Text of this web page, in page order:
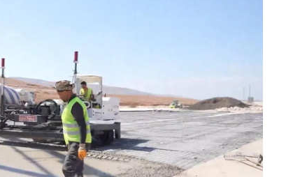
Hatay